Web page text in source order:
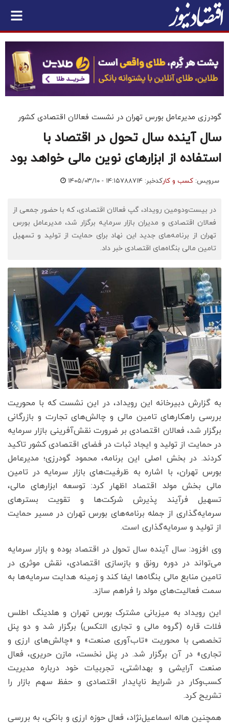
گودرزی مدیرعامل بورس تهران در نشست فعالان اقتصادی کشور
سال آینده سال تحول در اقتصاد با
استفاده از ابزارهای نوین مالی خواهد بود
سرویس: کسب و کارکدخبر: ۷۸۸۷۱۴ ۱۴۰۵/۰۳/۱۰ - ۱۴:۱۵
در بیست‌ودومین رویداد، گپ فعالان اقتصادی، که با حضور جمعی از
فعالان اقتصادی و مدیران بازار سرمایه برگزار شد، مدیرعامل بورس
تهران از برنامه‌های جدید این نهاد برای حمایت از تولید و تسهیل
تامین مالی بنگاه‌های اقتصادی خبر داد.
به گزارش دبیرخانه این رویداد، در این نشست که با محوریت
بررسی راهکارهای تامین مالی و چالش‌های تجارت و بازرگانی
برگزار شد، فعالان اقتصادی بر ضرورت نقش‌آفرینی بازار سرمایه
در حمایت از تولید و ایجاد ثبات در فضای اقتصادی کشور تاکید
کردند. در بخش اصلی این برنامه، محمود گودرزی؛ مدیرعامل
بورس تهران، با اشاره به ظرفیت‌های بازار سرمایه در تامین
مالی بخش مولد اقتصاد اظهار کرد: توسعه ابزارهای مالی،
تسهیل فرآیند پذیرش شرکت‌ها و تقویت بسترهای
سرمایه‌گذاری از جمله برنامه‌های بورس تهران در مسیر حمایت
از تولید و سرمایه‌گذاری است.
وی افزود: سال آینده سال تحول در اقتصاد بوده و بازار سرمایه
می‌تواند در دوره رونق و بازسازی اقتصادی، نقش موثری در
تامین منابع مالی بنگاه‌ها ایفا کند و زمینه هدایت سرمایه‌ها به
سمت فعالیت‌های مولد را فراهم سازد.
این رویداد به میزبانی مشترک بورس تهران و هلدینگ اطلس
فلات قاره (گروه مالی و تجاری التکس) برگزار شد و دو پنل
تخصصی با محوریت «تاب‌آوری صنعت» و «چالش‌های ارزی و
تجاری» در آن برگزار شد. در پنل نخست، مازن حریری، فعال
صنعت آرایشی و بهداشتی، تجربیات خود درباره مدیریت
کسب‌وکار در شرایط ناپایدار اقتصادی و حفظ سهم بازار را
تشریح کرد.
همچنین هاله اسماعیل‌نژاد، فعال حوزه ارزی و بانکی، به بررسی